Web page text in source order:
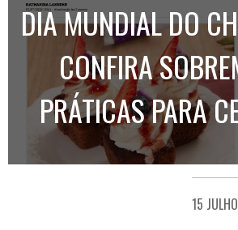
DIA MUNDIAL DO
CONFIRA
PRÁTICAS PARA
15